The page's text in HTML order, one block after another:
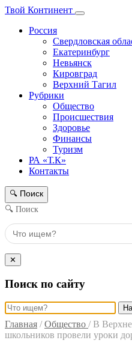
Твой Континент
Россия
Свердловская
Екатеринбург
Невьянск
Кировград
Верхний Тагил
Рубрики
Общество
Происшествия
Здоровье
Финансы
Туризм
РА «Т.К»
Контакты
🔍 Поиск
🔍 Поиск
✕
Поиск по сайту
Главная / Общество / В
школьников провели уроки